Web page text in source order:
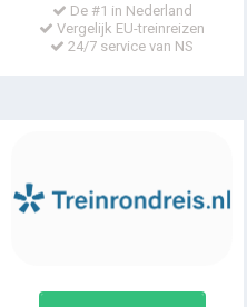
De #1 in Nederland
Vergelijk EU-treinreizen
24/7 service van NS